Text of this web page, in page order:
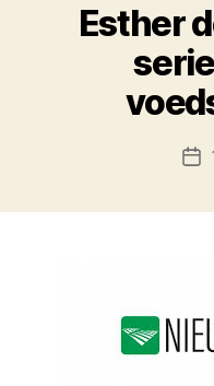
Esther